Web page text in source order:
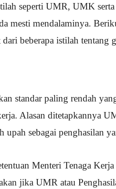
seperti UMR, UMK
mesti mendalaminya.
dari beberapa istilah tentang
standar paling rendah
Alasan ditetapkannya
upah sebagai penghasilan
Menteri Tenaga
jika UMR atau